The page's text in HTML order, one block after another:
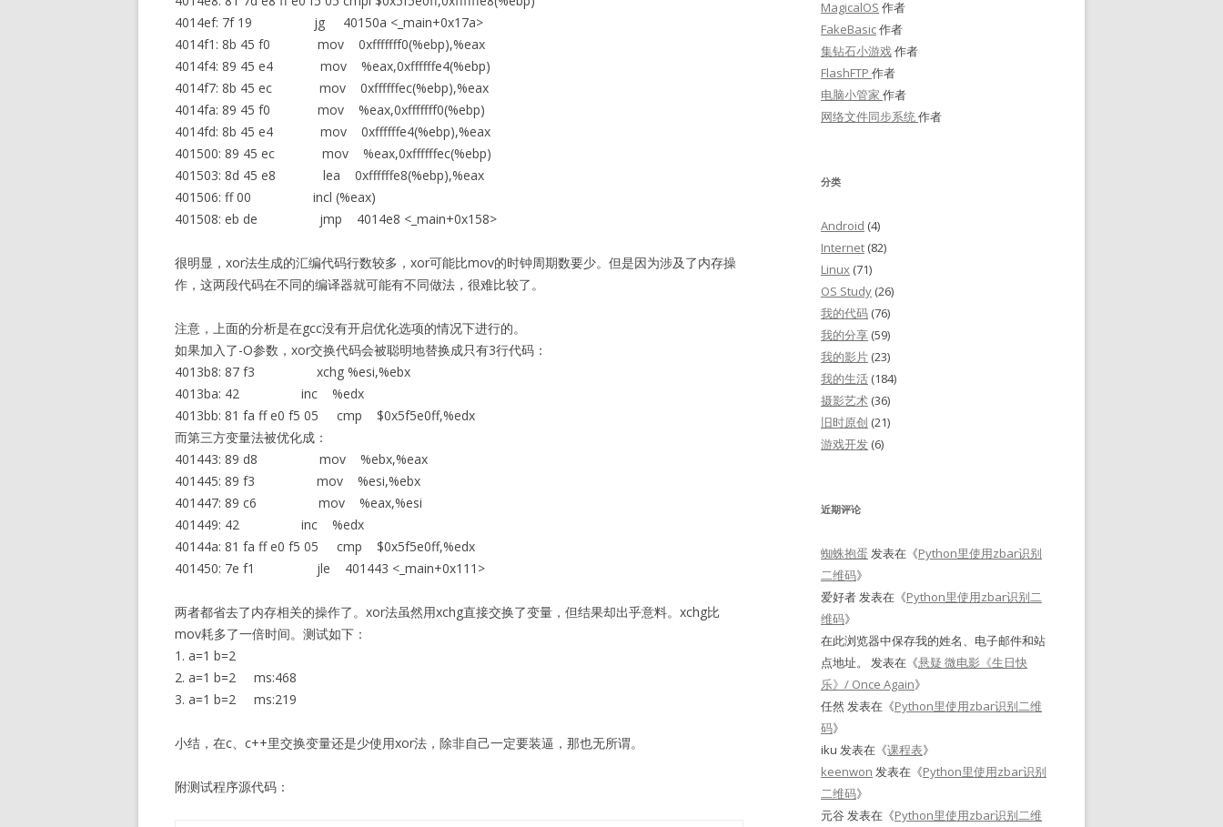
4014ef: 7f 19 jg 40150a <_main+0x17a>
4014f1: 8b 45 f0 mov 0xfffffff0(%ebp),%eax
4014f4: 89 45 e4 mov %eax,0xffffffe4(%ebp)
4014f7: 8b 45 ec mov 0xffffffec(%ebp),%eax
4014fa: 89 45 f0 mov %eax,0xfffffff0(%ebp)
4014fd: 8b 45 e4 mov 0xffffffe4(%ebp),%eax
401500: 89 45 ec mov %eax,0xffffffec(%ebp)
401503: 8d 45 e8 lea 0xffffffe8(%ebp),%eax
401506: ff 00 incl (%eax)
401508: eb de jmp 4014e8 <_main+0x158>
很明显，xor法生成的汇编代码行数较多，xor可能比mov的时钟周期数要少。但是因为涉及了内存操
作，这两段代码在不同的编译器就可能有不同做法，很难比较了。
注意，上面的分析是在gcc没有开启优化选项的情况下进行的。
如果加入了-O参数，xor交换代码会被聪明地替换成只有3行代码：
4013b8: 87 f3 xchg %esi,%ebx
4013ba: 42 inc %edx
4013bb: 81 fa ff e0 f5 05 cmp $0x5f5e0ff,%edx
而第三方变量法被优化成：
401443: 89 d8 mov %ebx,%eax
401445: 89 f3 mov %esi,%ebx
401447: 89 c6 mov %eax,%esi
401449: 42 inc %edx
40144a: 81 fa ff e0 f5 05 cmp $0x5f5e0ff,%edx
401450: 7e f1 jle 401443 <_main+0x111>
两者都省去了内存相关的操作了。xor法虽然用xchg直接交换了变量，但结果却出乎意料。xchg比
mov耗多了一倍时间。测试如下：
1. a=1 b=2
2. a=1 b=2 ms:468
3. a=1 b=2 ms:219
小结，在c、c++里交换变量还是少使用xor法，除非自己一定要装逼，那也无所谓。
附测试程序源代码：
MagicalOS 作者
FakeBasic作者
集钻石小游戏作者
FlashFTP 作者
电脑小管家 作者
网络文件同步系统作者
分类
Android (4)
Internet (82)
Linux (71)
OS Study (26)
我的代码 (76)
我的分享 (59)
我的影片 (23)
我的生活 (184)
摄影艺术 (36)
旧时原创 (21)
游戏开发 (6)
近期评论
蜘蛛抱蛋 发表在《Python里使用zbar识别
二维码》
爱好者发表在《Python里使用zbar识别二
维码》
在此浏览器中保存我的姓名、电子邮件和站
点地址。
发表在《悬疑 微电影《生日快
乐》/ Once Again》
任然 发表在《Python里使用zbar识别二维
码》
iku 发表在《课程表》
keenwon 发表在《Python里使用zbar识别
二维码》
元谷发表在《Python里使用zbar识别二维